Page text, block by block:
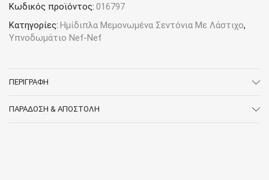
Basic
Κωδικός προϊόντος: 016797
Κατηγορίες: Ημίδιπλα Μεμονωμένα Σεντόνια Με Λάστιχο,
Υπνοδωμάτιο Nef-Nef
ΠΕΡΙΓΡΑΦΉ
ΠΑΡΆΔΟΣΗ & ΑΠΟΣΤΟΛΉ